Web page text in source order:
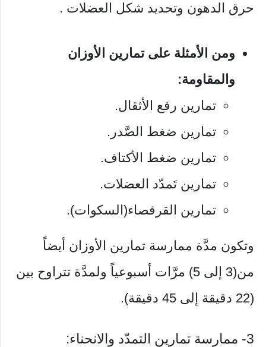
حرق الدهون وتحديد شكل العضلات .
ومن الأمثلة على تمارين الأوزان
والمقاومة:
تمارين رفع الأثقال.
تمارين ضغط الصَّدر.
تمارين ضغط الأكتاف.
تمارين تَمدّد العضلات.
تمارين القرفصاء(السكوات).
وتكون مدَّة ممارسة تمارين الأوزان أيضاً
من(3 إلى 5) مرَّات أسبوعياً ولمدَّة تتراوح بين
(22 دقيقة إلى 45 دقيقة).
3- ممارسة تمارين التمدّد والانحناء: